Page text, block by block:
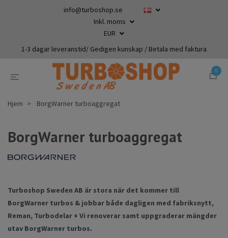
info@turboshop.se
Inkl. moms
EUR
1-3 dagar leveranstid/ Gedigen kunskap / Betala med faktura
0
Hjem BorgWarner turboaggregat
BorgWarner turboaggregat
Turboshop Sweden AB är stora när det kommer till
BorgWarner turbos & jobbar både dagligen med fabriksnytt,
Reman, Turbodelar + Vi renoverar samt uppgraderar mängder
utav BorgWarner turbos.